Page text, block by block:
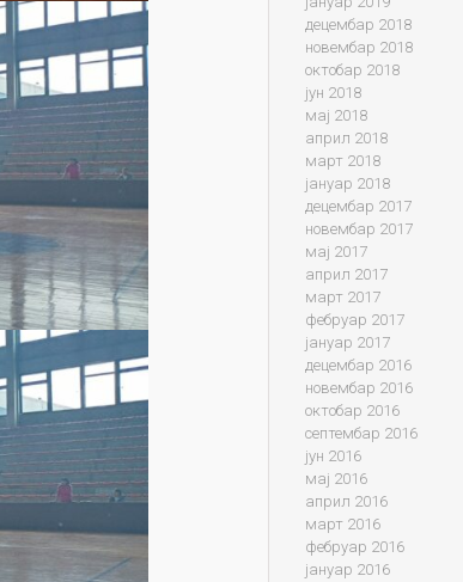
децембар 2018
новембар 2018
октобар 2018
јун 2018
мај 2018
април 2018
март 2018
јануар 2018
децембар 2017
новембар 2017
мај 2017
април 2017
март 2017
фебруар 2017
јануар 2017
децембар 2016
новембар 2016
октобар 2016
септембар 2016
јун 2016
мај 2016
април 2016
март 2016
фебруар 2016
јануар 2016